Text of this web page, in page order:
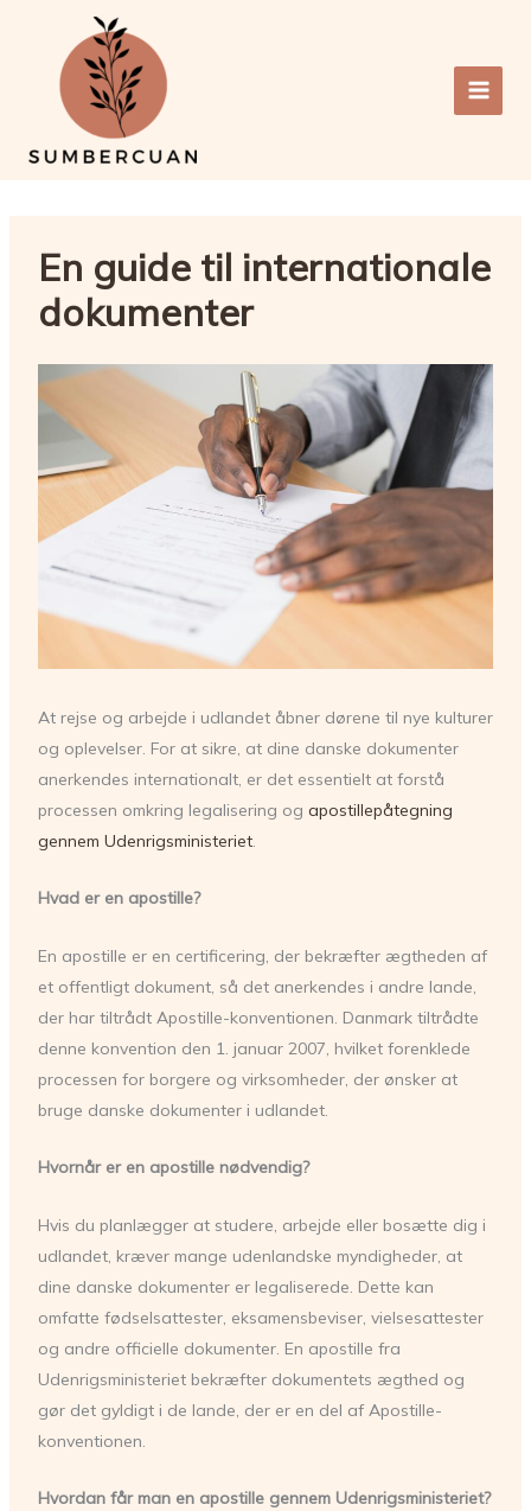
indholdet
En guide til internationale
dokumenter
At rejse og arbejde i udlandet åbner dørene til nye kulturer
og oplevelser. For at sikre, at dine danske dokumenter
anerkendes internationalt, er det essentielt at forstå
processen omkring legalisering og apostillepåtegning
gennem Udenrigsministeriet.
Hvad er en apostille?
En apostille er en certificering, der bekræfter ægtheden af
et offentligt dokument, så det anerkendes i andre lande,
der har tiltrådt Apostille-konventionen. Danmark tiltrådte
denne konvention den 1. januar 2007, hvilket forenklede
processen for borgere og virksomheder, der ønsker at
bruge danske dokumenter i udlandet.
Hvornår er en apostille nødvendig?
Hvis du planlægger at studere, arbejde eller bosætte dig i
udlandet, kræver mange udenlandske myndigheder, at
dine danske dokumenter er legaliserede. Dette kan
omfatte fødselsattester, eksamensbeviser, vielsesattester
og andre officielle dokumenter. En apostille fra
Udenrigsministeriet bekræfter dokumentets ægthed og
gør det gyldigt i de lande, der er en del af Apostille-
konventionen.
Hvordan får man en apostille gennem Udenrigsministeriet?